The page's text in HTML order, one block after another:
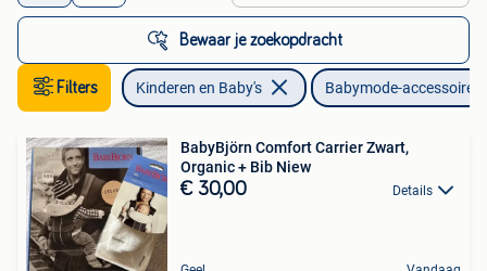
Bewaar je zoekopdracht
Filters Kinderen en Baby's Babymode-accessoires
BabyBjörn Comfort Carrier Zwart,
Organic + Bib Niew
€ 30,00 Details